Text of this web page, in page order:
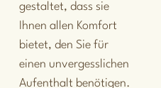
gestaltet, dass sie
Ihnen allen Komfort
bietet, den Sie für
einen unvergesslichen
Aufenthalt benötigen.